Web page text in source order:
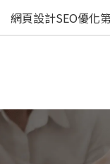
網頁設計SEO優化